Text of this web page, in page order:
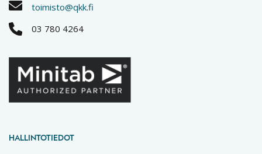
toimisto@qkk.fi
03 780 4264
HALLINTOTIEDOT